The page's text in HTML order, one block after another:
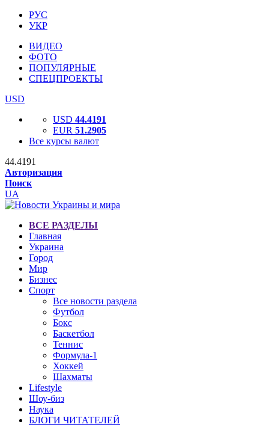
РУС
УКР
ВИДЕО
ФОТО
ПОПУЛЯРНЫЕ
СПЕЦПРОЕКТЫ
USD
USD 44.4191
EUR 51.2905
Все курсы валют
44.4191
Авторизация
Поиск
UA
ВСЕ РАЗДЕЛЫ
Главная
Украина
Город
Мир
Бизнес
Спорт
Все новости раздела
Футбол
Бокс
Баскетбол
Теннис
Формула-1
Хоккей
Шахматы
Lifestyle
Шоу-биз
Наука
БЛОГИ ЧИТАТЕЛЕЙ